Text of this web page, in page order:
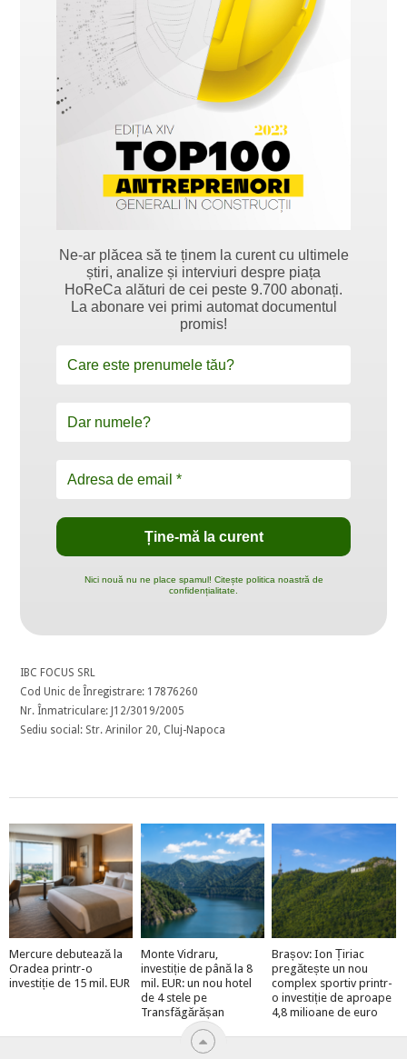
Ne-ar plăcea să te ținem la curent cu ultimele
știri, analize și interviuri despre piața
HoReCa alături de cei peste 9.700 abonați.
La abonare vei primi automat documentul
promis!
Nici nouă nu ne place spamul! Citește politica noastră de
confidențialitate.
IBC FOCUS SRL
Cod Unic de Înregistrare: 17876260
Nr. Înmatriculare: J12/3019/2005
Sediu social: Str. Arinilor 20, Cluj-Napoca
Mercure debutează la
Oradea printr-o
investiție de 15 mil. EUR
Monte Vidraru,
investiție de până la 8
mil. EUR: un nou hotel
de 4 stele pe
Transfăgărășan
Brașov: Ion Țiriac
pregătește un nou
complex sportiv printr-
o investiție de aproape
4,8 milioane de euro